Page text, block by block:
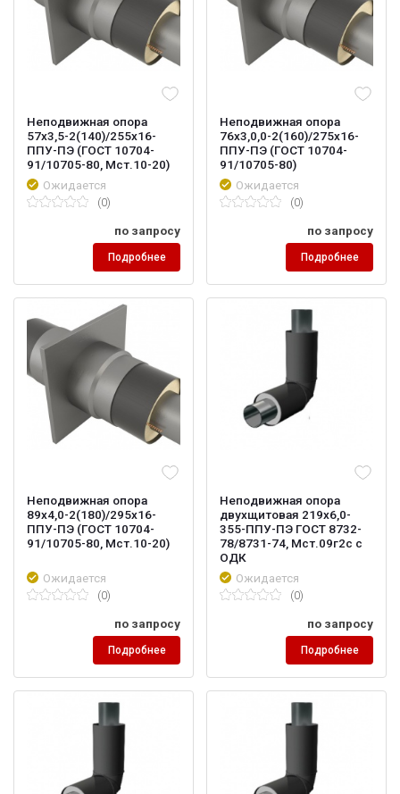
Неподвижная опора
57х3,5-2(140)/255х16-
ППУ-ПЭ (ГОСТ 10704-
91/10705-80, Мст.10-20)
Ожидается
(0)
по запросу
Подробнее
Неподвижная опора
76х3,0,0-2(160)/275х16-
ППУ-ПЭ (ГОСТ 10704-
91/10705-80)
Ожидается
(0)
по запросу
Подробнее
Неподвижная опора
89х4,0-2(180)/295х16-
ППУ-ПЭ (ГОСТ 10704-
91/10705-80, Мст.10-20)
Ожидается
(0)
по запросу
Подробнее
Неподвижная опора
двухщитовая 219х6,0-
355-ППУ-ПЭ ГОСТ 8732-
78/8731-74, Мст.09г2с с
ОДК
Ожидается
(0)
по запросу
Подробнее